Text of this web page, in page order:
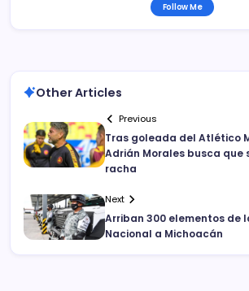
Follow Me
Other Articles
Previous
Tras goleada del Atlético
Adrián Morales busca que
racha
Next
Arriban 300 elementos de
Nacional a Michoacán